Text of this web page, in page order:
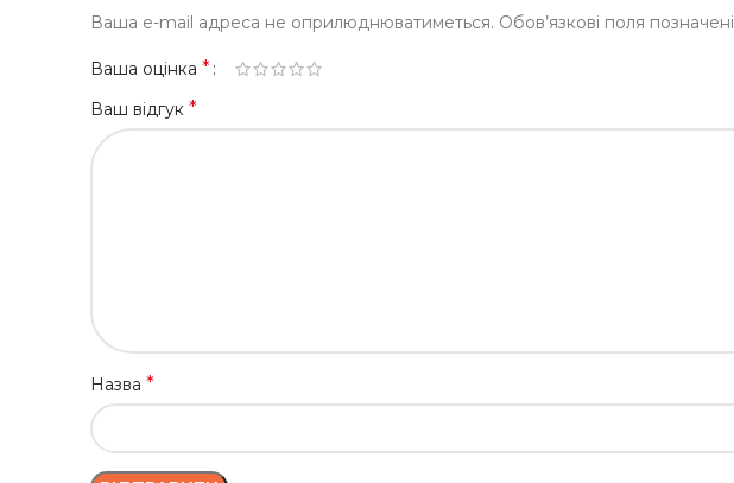
Ваша e-mail адреса не оприлюднюватиметься. Обов’язкові поля позначені
Ваша оцінка *
Ваш відгук *
Назва *